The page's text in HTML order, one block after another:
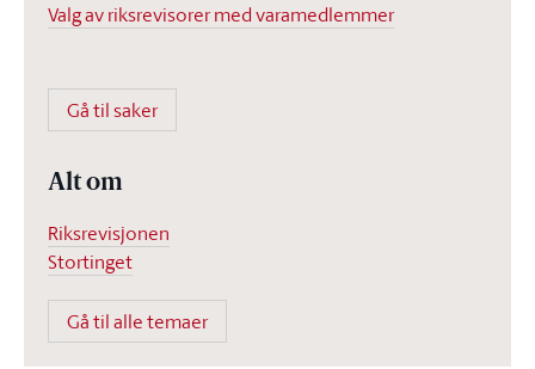
Valg av riksrevisorer med varamedlemmer
Gå til saker
Alt om
Riksrevisjonen
Stortinget
Gå til alle temaer